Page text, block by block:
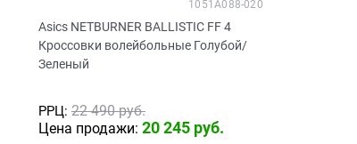
Asics NETBURNER BALLISTIC FF 4
Кроссовки волейбольные Голубой/
Зеленый
1051A088-020
РРЦ: 22 490 руб.
Цена продажи: 20 245 руб.